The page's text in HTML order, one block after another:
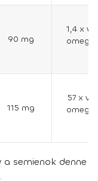
90 mg
1,4 x
omega
115 mg
57 x
omega
semienok denne